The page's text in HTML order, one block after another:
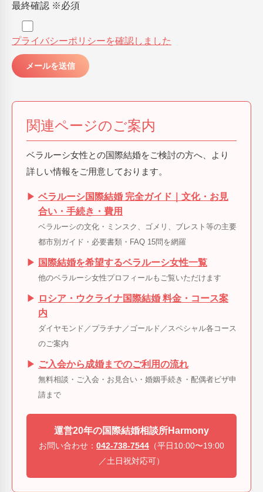
最終確認 ※必須
プライバシーポリシーを確認しました
関連ページのご案内
ベラルーシ女性との国際結婚をご検討の方へ、より
詳しい情報をご用意しております。
▶ ベラルーシ国際結婚 完全ガイド｜文化・お見
合い・手続き・費用
ベラルーシの文化・ミンスク、ゴメリ、ブレスト等の主要
都市別ガイド・必要書類・FAQ 15問を網羅
▶ 国際結婚を希望するベラルーシ女性一覧
他のベラルーシ女性プロフィールもご覧いただけます
▶ ロシア・ウクライナ国際結婚 料金・コース案
内
ダイヤモンド／プラチナ／ゴールド／スペシャル各コース
のご案内
▶ ご入会から成婚までのご利用の流れ
無料相談・ご入会・お見合い・婚姻手続き・配偶者ビザ申
請まで
運営20年の国際結婚相談所Harmony
お問い合わせ： 042-738-7544 （平日10:00〜19:00
／土日祝対応可）